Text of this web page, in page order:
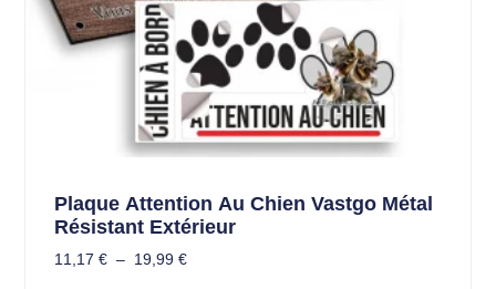
Plaque Attention Au Chien Vastgo Métal
Résistant Extérieur
11,17 € – 19,99 €